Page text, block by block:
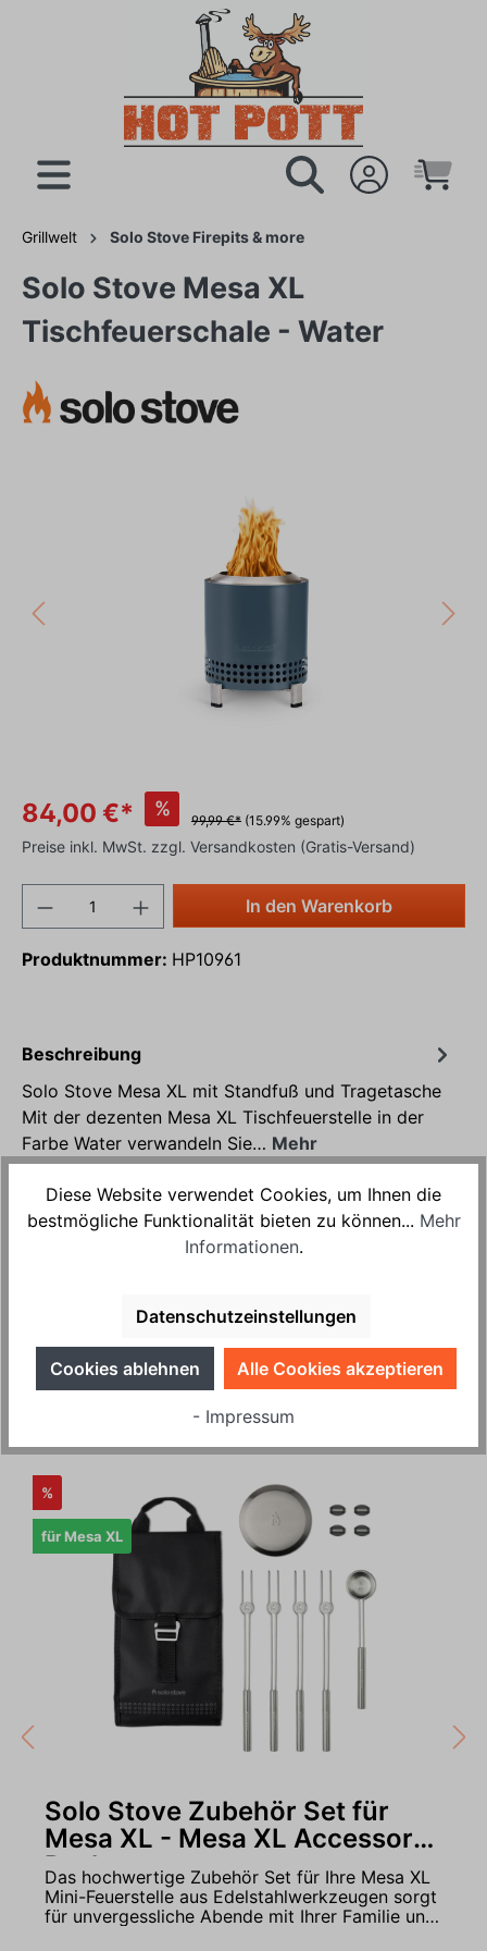
Grillwelt Solo Stove Firepits & more
Solo Stove Mesa XL
Tischfeuerschale - Water
84,00 €* %
99,99 €* (15.99% gespart)
Preise inkl. MwSt. zzgl. Versandkosten (Gratis-Versand)
In den Warenkorb
Produktnummer: HP10961
Beschreibung
Solo Stove Mesa XL mit Standfuß und Tragetasche
Mit der dezenten Mesa XL Tischfeuerstelle in der
Farbe Water verwandeln Sie… Mehr
Produktsicherheit
Zubehör
%
für Mesa XL
Solo Stove Zubehör Set für
Mesa XL - Mesa XL Accessory
Pack
Das hochwertige Zubehör Set für Ihre Mesa XL
Mini-Feuerstelle aus Edelstahlwerkzeugen sorgt
für unvergessliche Abende mit Ihrer Familie und
Diese Website verwendet Cookies, um Ihnen die
bestmögliche Funktionalität bieten zu können... Mehr
Informationen.
Datenschutzeinstellungen
Cookies ablehnen Alle Cookies akzeptieren
- Impressum